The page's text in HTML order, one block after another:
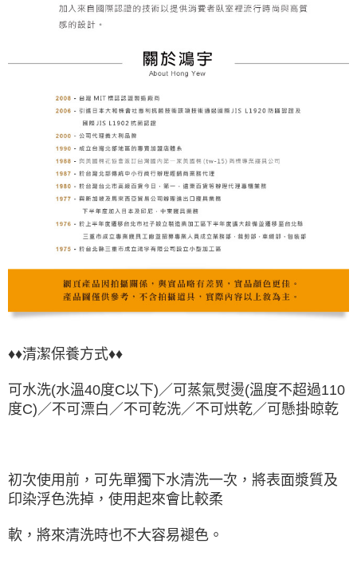
♦♦清潔保養方式♦♦
可水洗(水溫40度C以下)／可蒸氣熨燙(溫度不超過110
度C) ／不可漂白／不可乾洗／不可烘乾／可懸掛晾乾
初次使用前，可先單獨下水清洗一次，將表面漿質及
印染浮色洗掉，使用起來會比較柔
軟，將來清洗時也不大容易褪色。